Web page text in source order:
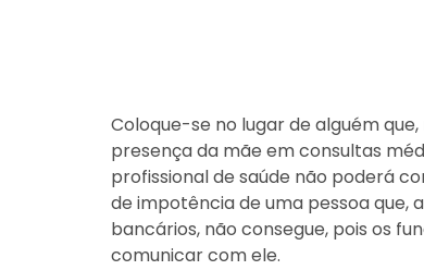
Coloque-se no lugar de alguém
presença da mãe em consultas
profissional de saúde não poderá
de impotência de uma pessoa que,
bancários, não consegue, pois os
comunicar com ele.